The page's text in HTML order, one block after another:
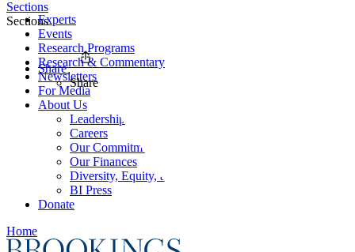
Experts
Events
Research Programs
Research & Commentary
Newsletters
For Media
About Us
Leadership
Careers
Our Commitments
Our Finances
Diversity, Equity, and Inclusion
BI Press
Donate
Home
Sections
Sections
Share
Share